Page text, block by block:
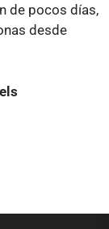
de pocos días,
desde